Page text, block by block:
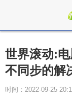
世界滚动:
不同步的解
时间：2022-09-25